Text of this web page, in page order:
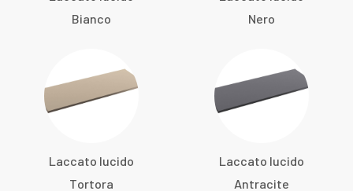
Bianco
Nero
Laccato lucido
Tortora
Laccato lucido
Antracite